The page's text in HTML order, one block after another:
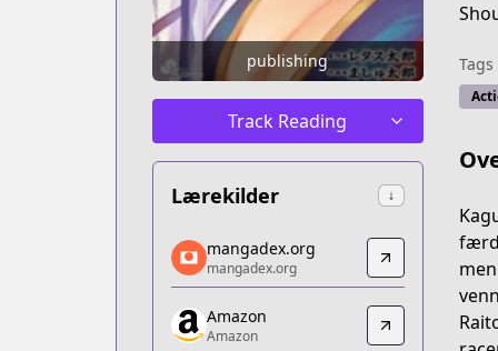
publishing
Track Reading
Lærekilder ↓
mangadex.org
mangadex.org
https://mangadex.org/title/1955f9bf-
Amazon
mangadex.org
mangadex.org
Amazon
Amazon
Tags